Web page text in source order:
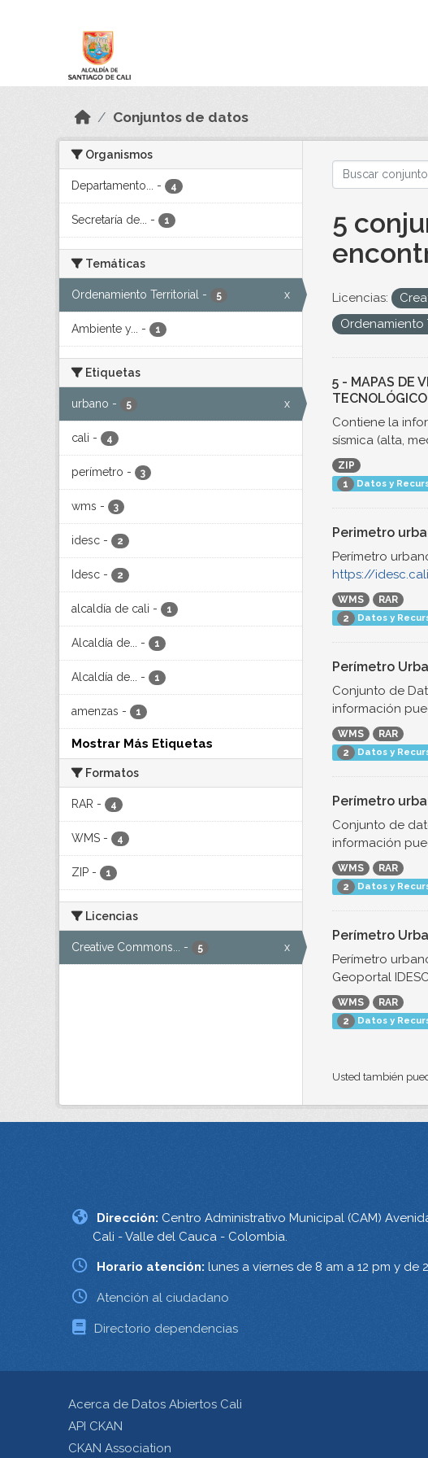
Conjuntos de datos
Organismos
Departamento... - 4
Secretaría de... - 1
Temáticas
Ordenamiento Territorial - 5 x
Ambiente y... - 1
Etiquetas
urbano - 5 x
cali - 4
perímetro - 3
wms - 3
idesc - 2
Idesc - 2
alcaldía de cali - 1
Alcaldía de... - 1
Alcaldía de... - 1
amenzas - 1
Mostrar Más Etiquetas
Formatos
RAR - 4
WMS - 4
ZIP - 1
Licencias
Creative Commons... - 5 x
5
Licencias:
Ordenamiento
5 - MAPAS DE
Contiene la
sísmica (alta,
ZIP
1
Datos y
Perimetro
Perímetro
https://
WMS
RAR
2
Datos y
Perímetro
Conjunto de
información
WMS
RAR
2
Datos y
Perímetro
Conjunto de
información
WMS
RAR
2
Datos y
Perímetro
Perímetro
Geoportal
WMS
RAR
2
Datos y
Usted también
Dirección: Centro Administrativo Municipal (CAM)
Cali - Valle del Cauca - Colombia.
Horario atención: lunes a viernes de 8 am a 12 pm y de
Atención al ciudadano
Directorio dependencias
Acerca de Datos Abiertos Cali
API CKAN
CKAN Association